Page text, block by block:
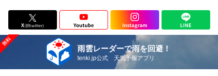
雨雲レーダーで雨を回避！
tenki.jp公式 天気予報アプリ